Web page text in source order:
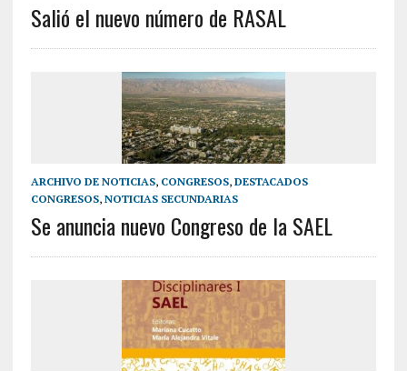
Salió el nuevo número de RASAL
ARCHIVO DE NOTICIAS, CONGRESOS, DESTACADOS
CONGRESOS, NOTICIAS SECUNDARIAS
Se anuncia nuevo Congreso de la SAEL